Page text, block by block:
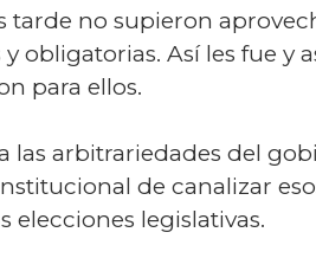
tarde no supieron
obligatorias. Así les fue y
para ellos.
arbitrariedades del
de canalizar
elecciones legislativas.